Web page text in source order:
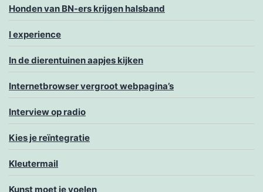
Honden van BN-ers krijgen halsband
I experience
In de dierentuinen aapjes kijken
Internetbrowser vergroot webpagina’s
Interview op radio
Kies je reïntegratie
Kleutermail
Kunst moet je voelen